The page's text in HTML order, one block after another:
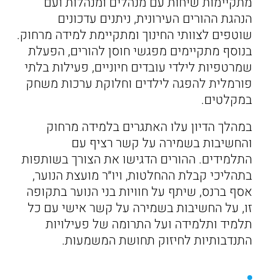
הנהגת ההורים העירונית, ניתנים עדכונים
שוטפים לצוותי החינוך ומתקיימת למידה מרחוק.
בנוסף מתקיימים מפגשי חוסן להורים, הפעלת
שמרטפיות לילדי עובדים חיוניים, פעילות בלתי
פורמלית להפגה לילדים וחלוקת ערכות משחק
במקלטים.
במהלך הדיון עלו האתגרים בלמידה מרחוק
והחשיבות בשמירה על קשר רציף עם
התלמידים. ההורים הדגישו את הצורך בשותפות
בתהליכי קבלת ההחלטות, ויו״ר מועצת הנוער,
אסף ברנס, שיתף על חוויות בני הנוער בתקופה
זו, על החשיבות בשמירה על קשר אישי עם כל
תלמיד ותלמידה ועל התרומה של פעילויות
התנדבותיות לחיזוק תחושת המשמעות.